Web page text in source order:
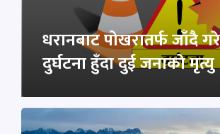
धरानबाट पोखरातर्फ जाँदै
दुर्घटना हुँदा दुई जनाको मृत्यु